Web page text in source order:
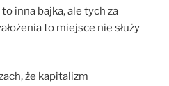
inna bajka, ale tych za
to miejsce nie służy
że kapitalizm